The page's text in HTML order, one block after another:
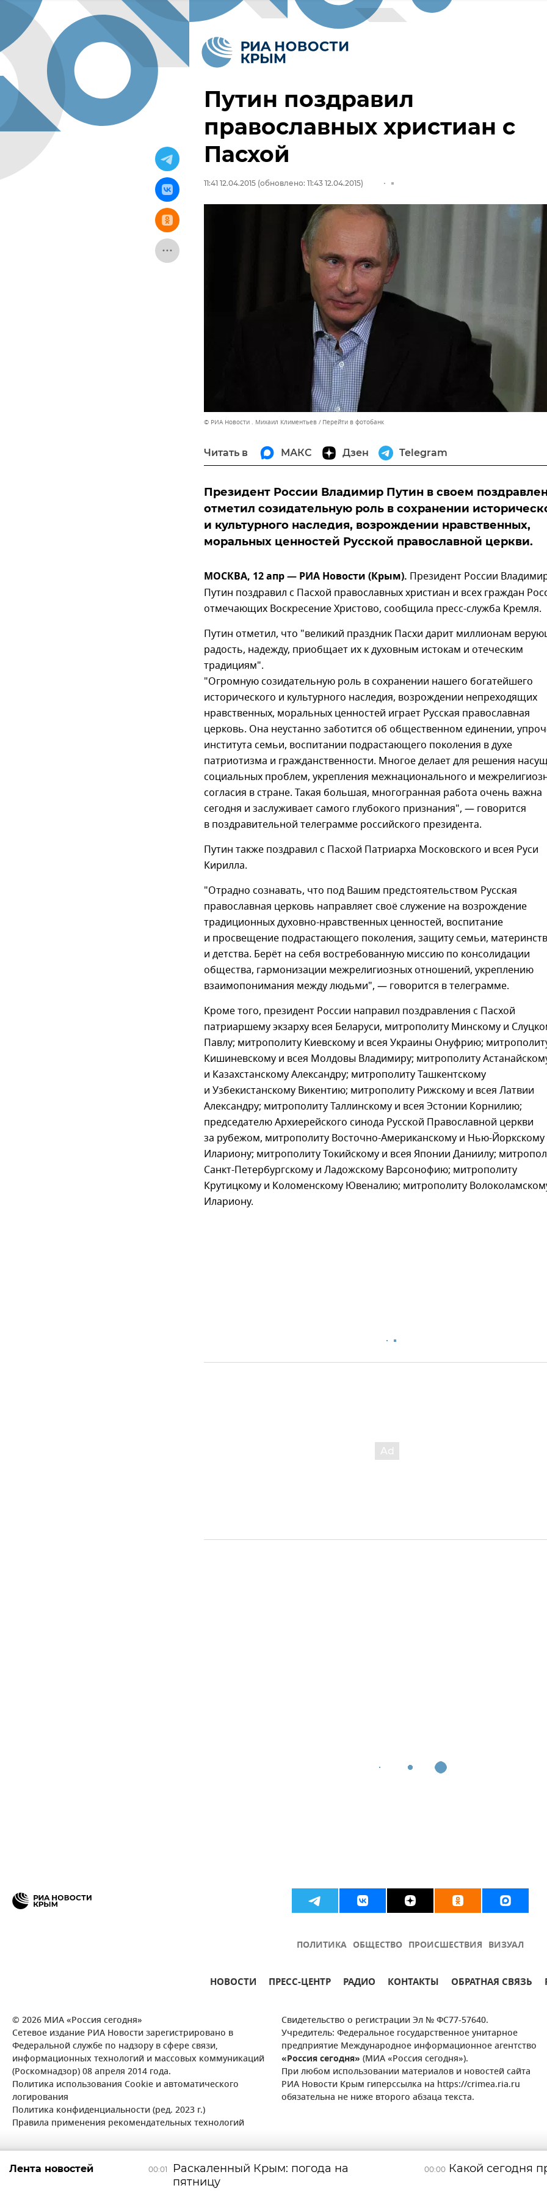
Путин поздравил
православных христиан с
Пасхой
11:41 12.04.2015 (обновлено: 11:43 12.04.2015)
© РИА Новости . Михаил Климентьев Перейти в фотобанк
Читать в МАКС Дзен Telegram
Президент России Владимир Путин в своем
отметил созидательную роль в сохранении
и культурного наследия, возрождении нравственных,
моральных ценностей Русской православной церкви.
МОСКВА, 12 апр — РИА Новости (Крым). Президент России
Путин поздравил с Пасхой православных христиан и всех граждан
отмечающих Воскресение Христово, сообщила пресс-служба Кремля.
Путин отметил, что "великий праздник Пасхи дарит миллионам
радость, надежду, приобщает их к духовным истокам и отеческим
традициям".
"Огромную созидательную роль в сохранении нашего богатейшего
исторического и культурного наследия, возрождении непреходящих
нравственных, моральных ценностей играет Русская православная
церковь. Она неустанно заботится об общественном единении,
института семьи, воспитании подрастающего поколения в духе
патриотизма и гражданственности. Многое делает для решения
социальных проблем, укрепления межнационального и
согласия в стране. Такая большая, многогранная работа очень важна
сегодня и заслуживает самого глубокого признания", — говорится
в поздравительной телеграмме российского президента.
Путин также поздравил с Пасхой Патриарха Московского и всея Руси
Кирилла.
"Отрадно сознавать, что под Вашим предстоятельством Русская
православная церковь направляет своё служение на возрождение
традиционных духовно-нравственных ценностей, воспитание
и просвещение подрастающего поколения, защиту семьи,
и детства. Берёт на себя востребованную миссию по консолидации
общества, гармонизации межрелигиозных отношений, укреплению
взаимопонимания между людьми", — говорится в телеграмме.
Кроме того, президент России направил поздравления с Пасхой
патриаршему экзарху всея Беларуси, митрополиту Минскому и
Павлу; митрополиту Киевскому и всея Украины Онуфрию;
Кишиневскому и всея Молдовы Владимиру; митрополиту
и Казахстанскому Александру; митрополиту Ташкентскому
и Узбекистанскому Викентию; митрополиту Рижскому и всея Латвии
Александру; митрополиту Таллинскому и всея Эстонии Корнилию;
председателю Архиерейского синода Русской Православной церкви
за рубежом, митрополиту Восточно-Американскому и Нью-Йоркскому
Илариону; митрополиту Токийскому и всея Японии Даниилу;
Санкт-Петербургскому и Ладожскому Варсонофию; митрополиту
Крутицкому и Коломенскому Ювеналию; митрополиту
Илариону.
ПОЛИТИКА ОБЩЕСТВО ПРОИСШЕСТВИЯ ВИЗУАЛ
НОВОСТИ ПРЕСС-ЦЕНТР РАДИО КОНТАКТЫ ОБРАТНАЯ СВЯЗЬ
© 2026 МИА «Россия сегодня»
Сетевое издание РИА Новости зарегистрировано в
Федеральной службе по надзору в сфере связи,
информационных технологий и массовых коммуникаций
(Роскомнадзор) 08 апреля 2014 года.
Политика использования Cookie и автоматического
логирования
Политика конфиденциальности (ред. 2023 г.)
Правила применения рекомендательных технологий
Свидетельство о регистрации Эл № ФС77-57640.
Учредитель: Федеральное государственное унитарное
предприятие Международное информационное агентство
«Россия сегодня» (МИА «Россия сегодня»).
При любом использовании материалов и новостей сайта
РИА Новости Крым гиперссылка на https://crimea.ria.ru
обязательна не ниже второго абзаца текста.
00:01
Раскаленный Крым: погода на
пятницу
00:00 Какой сегодня
Лента новостей